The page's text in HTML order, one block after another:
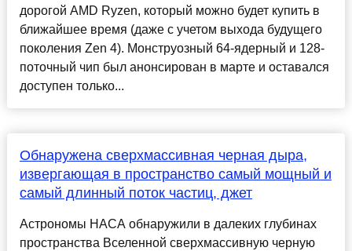
дорогой AMD Ryzen, который можно будет купить в
ближайшее время (даже с учетом выхода будущего
поколения Zen 4). Монструозный 64-ядерный и 128-
поточный чип был анонсирован в марте и оставался
доступен только...
Обнаружена сверхмассивная черная дыра,
извергающая в пространство самый мощный и
самый длинный поток частиц, джет
Астрономы НАСА обнаружили в далеких глубинах
пространства Вселенной сверхмассивную черную